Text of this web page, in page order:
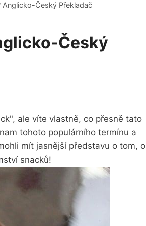
Anglicko-Český Překladač
Český
ale víte vlastně, co přesně tato
tohoto populárního termínu a
mít jasnější představu o tom, o
snacků!